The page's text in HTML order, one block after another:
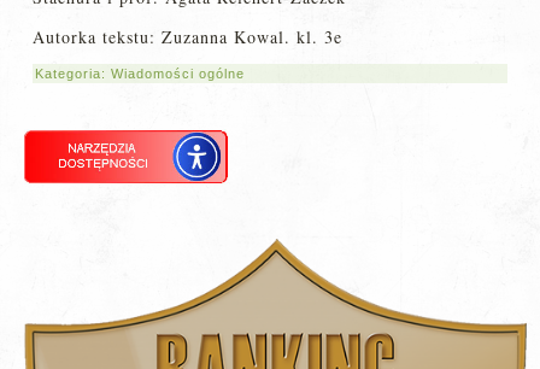
Autorka tekstu: Zuzanna Kowal. kl. 3e
Kategoria:Wiadomości ogólne